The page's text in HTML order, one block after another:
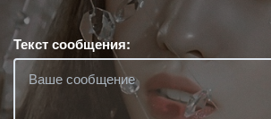
Текст сообщения: